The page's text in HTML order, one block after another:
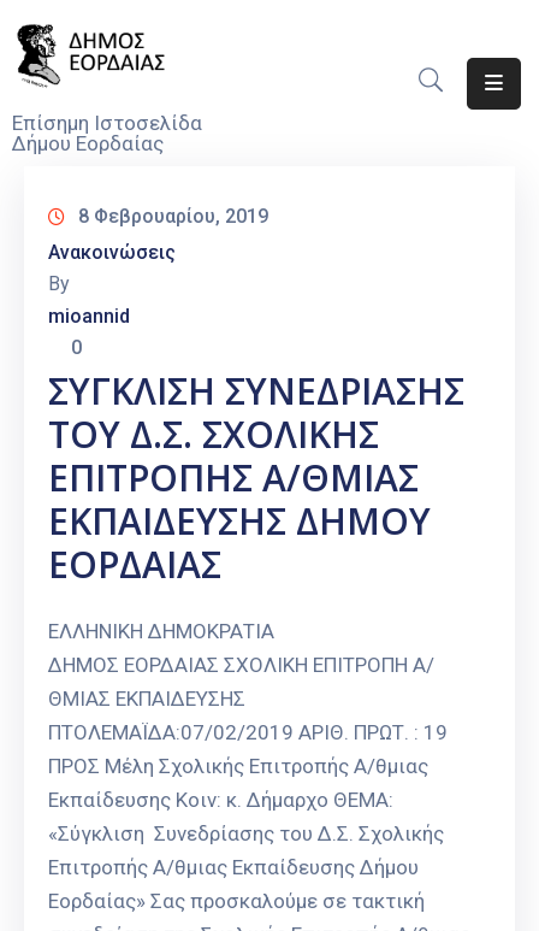
Επίσημη Ιστοσελίδα
Δήμου Εορδαίας
Νέα
Υπηρεσίες
Του
Δήμου
Προσκλήσεις
Αποφάσεις
Τηλέφωνα
Καιρός
8 Φεβρουαρίου, 2019
Ανακοινώσεις
By
mioannid
0
ΣΥΓΚΛΙΣΗ ΣΥΝΕΔΡΙΑΣΗΣ
ΤΟΥ Δ.Σ. ΣΧΟΛΙΚΗΣ
ΕΠΙΤΡΟΠΗΣ Α/ΘΜΙΑΣ
ΕΚΠΑΙΔΕΥΣΗΣ ΔΗΜΟΥ
ΕΟΡΔΑΙΑΣ
ΕΛΛΗΝΙΚΗ ΔΗΜΟΚΡΑΤΙΑ
ΔΗΜΟΣ EΟΡΔΑΙΑΣ ΣΧΟΛΙΚΗ ΕΠΙΤΡΟΠΗ Α/
ΘΜΙΑΣ ΕΚΠΑΙΔΕΥΣΗΣ
ΠΤΟΛΕΜΑΪΔΑ:07/02/2019 ΑΡΙΘ. ΠΡΩΤ. : 19
ΠΡΟΣ Μέλη Σχολικής Επιτροπής Α/θμιας
Εκπαίδευσης Κοιν: κ. Δήμαρχο ΘΕΜΑ:
«Σύγκλιση Συνεδρίασης του Δ.Σ. Σχολικής
Επιτροπής Α/θμιας Εκπαίδευσης Δήμου
Εορδαίας» Σας προσκαλούμε σε τακτική